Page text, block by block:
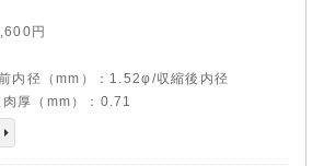
円
内径（mm）：1.52φ/収縮後内径
肉厚（mm）：0.71